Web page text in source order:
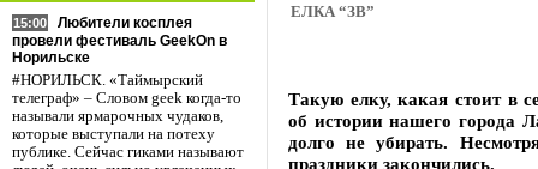
15:00
Любители косплея
провели фестиваль GeekOn в
Норильске
#НОРИЛЬСК. «Таймырский
телеграф» – Словом geek когда-то
называли ярмарочных чудаков,
которые выступали на потеху
публике. Сейчас гиками называют
ЕЛКА “ЗВ”
Такую елку, какая стоит в
об истории нашего города
долго не убирать.
праздники закончились.